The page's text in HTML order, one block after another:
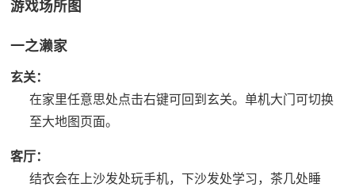
游戏场所图
一之濑家
玄关：
在家里任意思处点击右键可回到玄关。 单机大门可切换
至大地图页面。
客厅：
结衣会在上沙发处玩手机，下沙发处学习，茶几处睡